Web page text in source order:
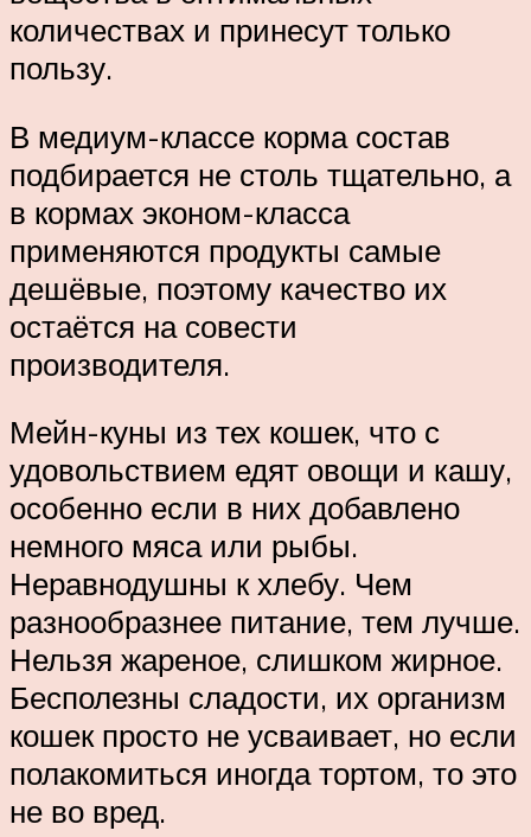
количествах и принесут только
пользу.
В медиум-классе корма состав
подбирается не столь тщательно, а
в кормах эконом-класса
применяются продукты самые
дешёвые, поэтому качество их
остаётся на совести
производителя.
Мейн-куны из тех кошек, что с
удовольствием едят овощи и кашу,
особенно если в них добавлено
немного мяса или рыбы.
Неравнодушны к хлебу. Чем
разнообразнее питание, тем лучше.
Нельзя жареное, слишком жирное.
Бесполезны сладости, их организм
кошек просто не усваивает, но если
полакомиться иногда тортом, то это
не во вред.